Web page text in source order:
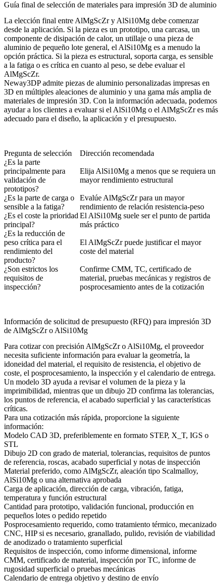
Guía final de selección de materiales para impresión 3D de aluminio
La elección final entre AlMgScZr y AlSi10Mg debe comenzar
desde la aplicación. Si la pieza es un prototipo, una carcasa, un
componente de disipación de calor, un utillaje o una pieza de
aluminio de pequeño lote general, el AlSi10Mg es a menudo la
opción práctica. Si la pieza es estructural, soporta carga, es sensible
a la fatiga o es crítica en cuanto al peso, se debe evaluar el
AlMgScZr.
Neway3DP admite piezas de aluminio personalizadas impresas en
3D en múltiples aleaciones de aluminio y una gama más amplia de
materiales de impresión 3D. Con la información adecuada, podemos
ayudar a los clientes a evaluar si el AlSi10Mg o el AlMgScZr es más
adecuado para el diseño, la aplicación y el presupuesto.
Pregunta de selección
Dirección recomendada
¿Es la parte
principalmente para
validación de
prototipos?
Elija AlSi10Mg a menos que se requiera un
mayor rendimiento estructural
¿Es la parte de carga o
sensible a la fatiga?
Evalúe AlMgScZr para un mayor
rendimiento de relación resistencia-peso
¿Es el coste la prioridad
principal?
El AlSi10Mg suele ser el punto de partida
más práctico
¿Es la reducción de
peso crítica para el
rendimiento del
producto?
El AlMgScZr puede justificar el mayor
coste del material
¿Son estrictos los
requisitos de
inspección?
Confirme CMM, TC, certificado de
material, pruebas mecánicas y registros de
posprocesamiento antes de la cotización
Información de solicitud de presupuesto (RFQ) para impresión 3D
de AlMgScZr o AlSi10Mg
Para cotizar con precisión AlMgScZr o AlSi10Mg, el proveedor
necesita suficiente información para evaluar la geometría, la
idoneidad del material, el requisito de resistencia, el objetivo de
coste, el posprocesamiento, la inspección y el calendario de entrega.
Un modelo 3D ayuda a revisar el volumen de la pieza y la
imprimibilidad, mientras que un dibujo 2D confirma las tolerancias,
los puntos de referencia, el acabado superficial y las características
críticas.
Para una cotización más rápida, proporcione la siguiente
información:
Modelo CAD 3D, preferiblemente en formato STEP, X_T, IGS o
STL
Dibujo 2D con grado de material, tolerancias, requisitos de puntos
de referencia, roscas, acabado superficial y notas de inspección
Material preferido, como AlMgScZr, aleación tipo Scalmalloy,
AlSi10Mg o una alternativa aprobada
Carga de aplicación, dirección de carga, vibración, fatiga,
temperatura y función estructural
Cantidad para prototipo, validación funcional, producción en
pequeños lotes o pedido repetido
Posprocesamiento requerido, como tratamiento térmico, mecanizado
CNC, HIP si es necesario, granallado, pulido, revisión de viabilidad
de anodizado o tratamiento superficial
Requisitos de inspección, como informe dimensional, informe
CMM, certificado de material, inspección por TC, informe de
rugosidad superficial o pruebas mecánicas
Calendario de entrega objetivo y destino de envío